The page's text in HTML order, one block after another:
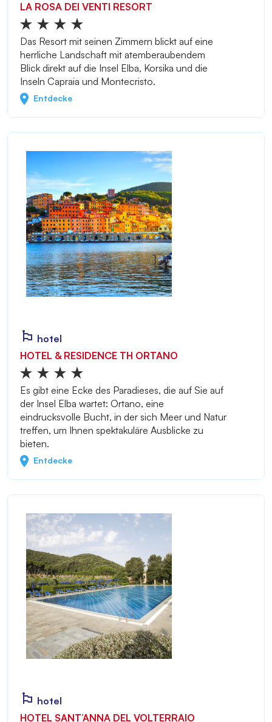
LA ROSA DEI VENTI RESORT
Das Resort mit seinen Zimmern blickt auf eine
herrliche Landschaft mit atemberaubendem
Blick direkt auf die Insel Elba, Korsika und die
Inseln Capraia und Montecristo.
Entdecke
hotel
HOTEL & RESIDENCE TH ORTANO
Es gibt eine Ecke des Paradieses, die auf Sie auf
der Insel Elba wartet: Ortano, eine
eindrucksvolle Bucht, in der sich Meer und Natur
treffen, um Ihnen spektakuläre Ausblicke zu
bieten.
Entdecke
hotel
HOTEL SANT’ANNA DEL VOLTERRAIO